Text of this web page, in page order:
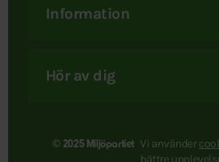
Information
Hör av dig
© 2025 Miljöpartiet Vi använder
bättre